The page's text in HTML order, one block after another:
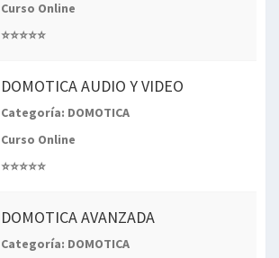
Curso Online
⭐⭐⭐⭐⭐
DOMOTICA AUDIO Y VIDEO
Categoría: DOMOTICA
Curso Online
⭐⭐⭐⭐⭐
DOMOTICA AVANZADA
Categoría: DOMOTICA